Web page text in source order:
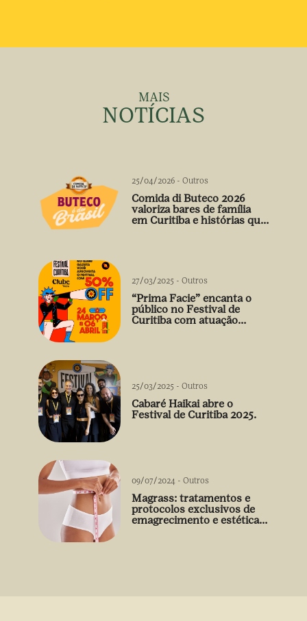
MAIS
NOTÍCIAS
25/04/2026 - Outros
Comida di Buteco 2026
valoriza bares de família
em Curitiba e histórias que
27/03/2025 - Outros
“Prima Facie” encanta o
público no Festival de
Curitiba com atuação
25/03/2025 - Outros
Cabaré Haikai abre o
Festival de Curitiba 2025.
09/07/2024 - Outros
Magrass: tratamentos e
protocolos exclusivos de
emagrecimento e estética